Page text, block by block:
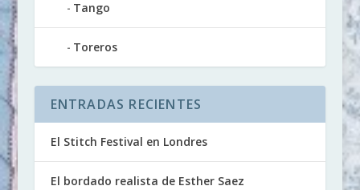
Tango
Toreros
ENTRADAS RECIENTES
El Stitch Festival en Londres
El bordado realista de Esther Saez